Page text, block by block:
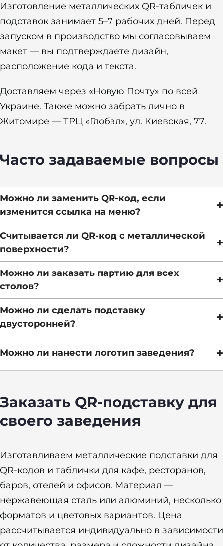
Изготовление металлических QR-табличек и
подставок занимает 5–7 рабочих дней. Перед
запуском в производство мы согласовываем
макет — вы подтверждаете дизайн,
расположение кода и текста.
Доставляем через «Новую Почту» по всей
Украине. Также можно забрать лично в
Житомире — ТРЦ «Глобал», ул. Киевская, 77.
Часто задаваемые вопросы
Можно ли заменить QR-код, если
изменится ссылка на меню?
+
Считывается ли QR-код с металлической
поверхности?
+
Можно ли заказать партию для всех
столов?
+
Можно ли сделать подставку
двусторонней?
+
Можно ли нанести логотип заведения? +
Заказать QR-подставку для
своего заведения
Изготавливаем металлические подставки для
QR-кодов и таблички для кафе, ресторанов,
баров, отелей и офисов. Материал —
нержавеющая сталь или алюминий, несколько
форматов и цветовых вариантов. Цена
рассчитывается индивидуально в зависимости